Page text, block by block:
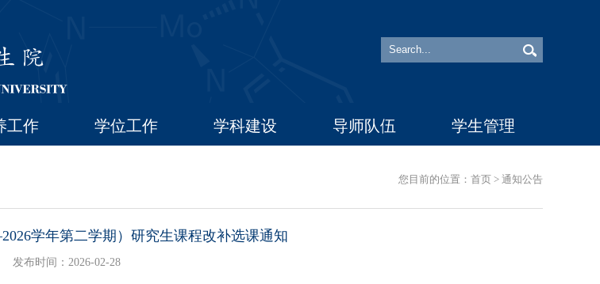
工作 学位工作 学科建设 导师队伍 学生管理
您目前的位置： 首页 > 通知公告
学年第二学期）研究生课程改补选课通知
发布时间：2026-02-28